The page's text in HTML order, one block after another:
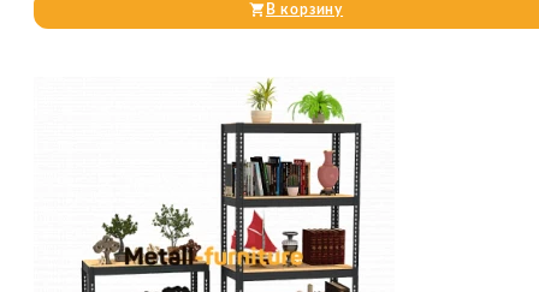
В корзину